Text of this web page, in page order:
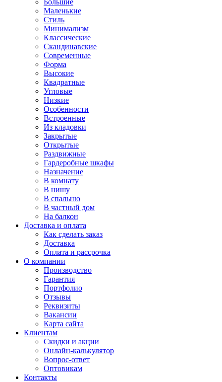
Большие
Маленькие
Стиль
Минимализм
Классические
Скандинавские
Современные
Форма
Высокие
Квадратные
Угловые
Низкие
Особенности
Встроенные
Из кладовки
Закрытые
Открытые
Раздвижные
Гардеробные шкафы
Назначение
В комнату
В нишу
В спальню
В частный дом
На балкон
Доставка и оплата
Как сделать заказ
Доставка
Оплата и рассрочка
О компании
Производство
Гарантия
Портфолио
Отзывы
Реквизиты
Вакансии
Карта сайта
Клиентам
Скидки и акции
Онлайн-калькулятор
Вопрос-ответ
Оптовикам
Контакты